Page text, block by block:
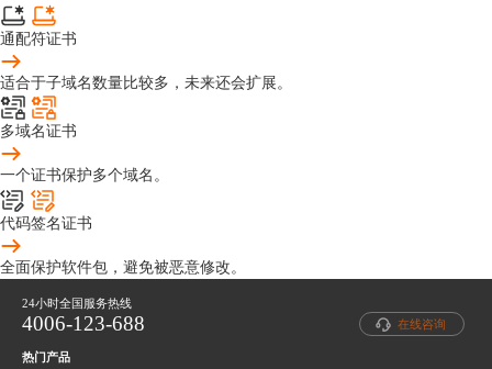
通配符证书
适合于子域名数量比较多，未来还会扩展。
多域名证书
一个证书保护多个域名。
代码签名证书
全面保护软件包，避免被恶意修改。
24小时全国服务热线
4006-123-688 在线咨询
热门产品